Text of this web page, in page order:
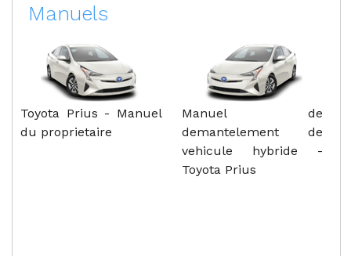
Manuels
Toyota Prius - Manuel
du proprietaire
Manuel de
demantelement de
vehicule hybride -
Toyota Prius